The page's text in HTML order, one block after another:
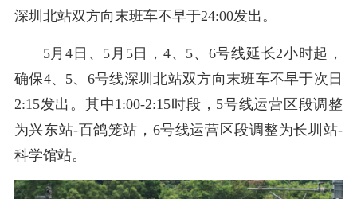
深圳北站双方向末班车不早于24:00发出。
5月4日、5月5日，4、5、6号线延长2小时起，
确保4、5、6号线深圳北站双方向末班车不早于次日
2:15发出。其中1:00-2:15时段，5号线运营区段调整
为兴东站-百鸽笼站，6号线运营区段调整为长圳站-
科学馆站。